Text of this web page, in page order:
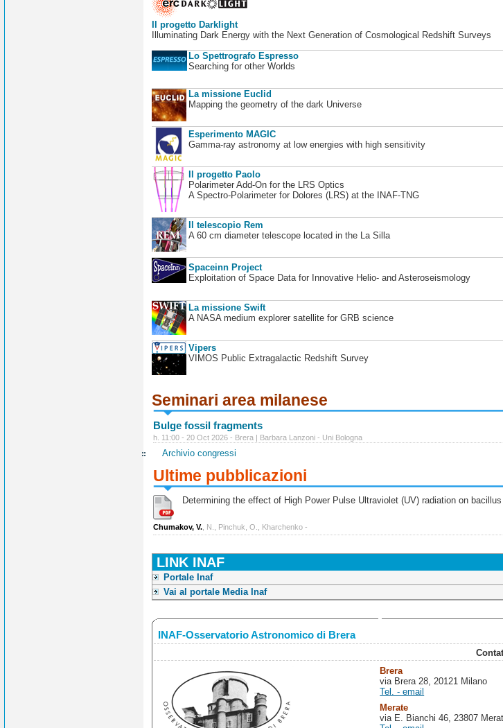
Il progetto Darklight
Illuminating Dark Energy with the Next Generation of Cosmological Redshift Surveys
Lo Spettrografo Espresso
Searching for other Worlds
La missione Euclid
Mapping the geometry of the dark Universe
Esperimento MAGIC
Gamma-ray astronomy at low energies with high sensitivity
Il progetto Paolo
Polarimeter Add-On for the LRS Optics
A Spectro-Polarimeter for Dolores (LRS) at the INAF-TNG
Il telescopio Rem
A 60 cm diameter telescope located in the La Silla
Spaceinn Project
Exploitation of Space Data for Innovative Helio- and Asteroseismology
La missione Swift
A NASA medium explorer satellite for GRB science
Vipers
VIMOS Public Extragalactic Redshift Survey
Seminari area milanese
Bulge fossil fragments
h. 11:00 - 20 Oct 2026 - Brera | Barbara Lanzoni - Uni Bologna
Archivio congressi
Ultime pubblicazioni
Determining the effect of High Power Pulse Ultraviolet (UV) radiation on
Chumakov, V. , N., Pinchuk, O., Kharchenko -
LINK INAF
Portale Inaf
Vai al portale Media Inaf
INAF-Osservatorio Astronomico di Brera
Brera
via Brera 28, 20121 Milano
Tel. - email
Merate
via E. Bianchi 46, 23807